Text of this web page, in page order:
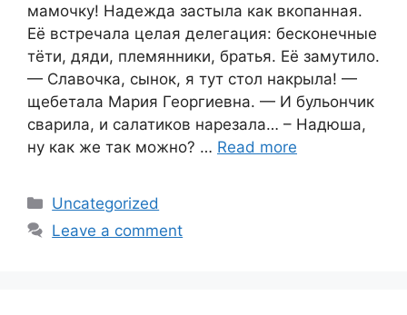
мамочку! Надежда застыла как вкопанная.
Её встречала целая делегация: бесконечные
тёти, дяди, племянники, братья. Её замутило.
— Славочка, сынок, я тут стол накрыла! —
щебетала Мария Георгиевна. — И бульончик
сварила, и салатиков нарезала… – Надюша,
ну как же так можно? … Read more
Categories
Uncategorized
Leave a comment